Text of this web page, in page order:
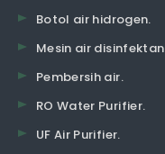
Botol air hidrogen.
Mesin air disinfektan
Pembersih air.
RO Water Purifier.
UF Air Purifier.